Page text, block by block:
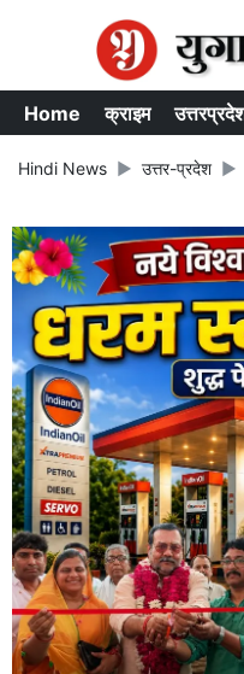
Home क्राइम
Hindi News उत्तर-प्रदेश